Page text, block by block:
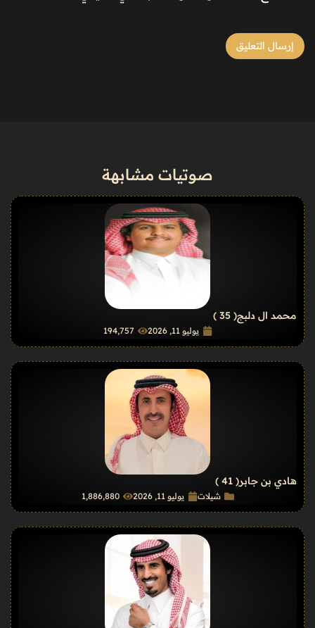
صوتيات مشابهة
محمد ال دلبج( 35 )
يوليو 11, 2026 194٬757
هادي بن جابر( 41 )
شيلات يوليو 11, 2026 1٬886٬880